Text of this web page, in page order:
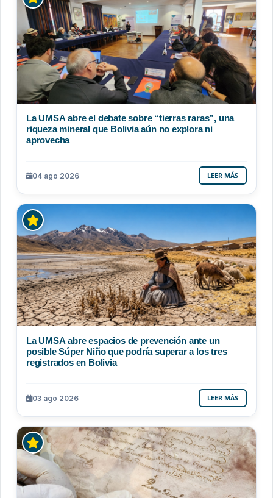
La UMSA abre el debate sobre “tierras raras”, una
riqueza mineral que Bolivia aún no explora ni
aprovecha
04 ago 2026 LEER MÁS
La UMSA abre espacios de prevención ante un
posible Súper Niño que podría superar a los tres
registrados en Bolivia
03 ago 2026 LEER MÁS